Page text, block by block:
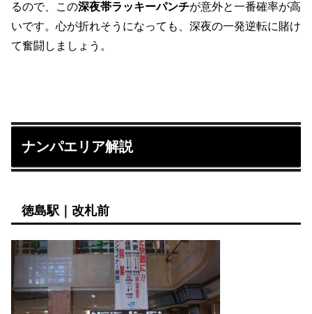
るので、この深夜帯ラッキーパンチが意外と一番確率が高
いです。心が折れそうになっても、深夜の一発逆転に賭け
て奮闘しましょう。
ナンパエリア解説
徳島駅｜改札前